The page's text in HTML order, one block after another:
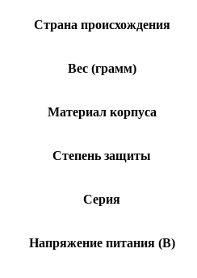
Страна происхождения
Вес (грамм)
Материал корпуса
Степень защиты
Серия
Напряжение питания (В)